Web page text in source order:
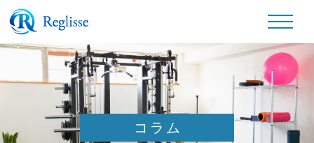
コラム